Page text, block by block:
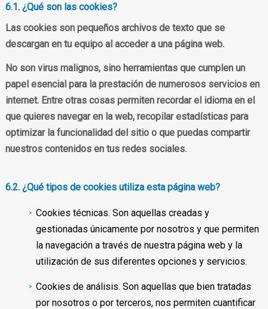
6.1. ¿Qué son las cookies?
Las cookies son pequeños archivos de texto que se
descargan en tu equipo al acceder a una página web.
No son virus malignos, sino herramientas que cumplen un
papel esencial para la prestación de numerosos servicios en
internet. Entre otras cosas permiten recordar el idioma en el
que quieres navegar en la web, recopilar estadísticas para
optimizar la funcionalidad del sitio o que puedas compartir
nuestros contenidos en tus redes sociales.
6.2. ¿Qué tipos de cookies utiliza esta página web?
Cookies técnicas. Son aquellas creadas y
gestionadas únicamente por nosotros y que permiten
la navegación a través de nuestra página web y la
utilización de sus diferentes opciones y servicios.
Cookies de análisis. Son aquellas que bien tratadas
por nosotros o por terceros, nos permiten cuantificar